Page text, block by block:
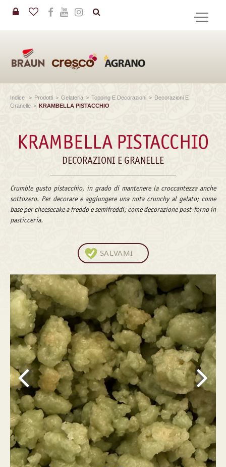
Indice > Prodotti > Gelateria > Topping E Decorazioni > Decorazioni E
Granelle > KRAMBELLA PISTACCHIO
KRAMBELLA PISTACCHIO
DECORAZIONI E GRANELLE
Crumble gusto pistacchio, in grado di mantenere la croccantezza anche
sottozero. Per decorare e aggiungere una nota crunchy al gelato; come
base per cheesecake a freddo e semifreddi; come decorazione post-forno in
pasticceria.
SALVAMI